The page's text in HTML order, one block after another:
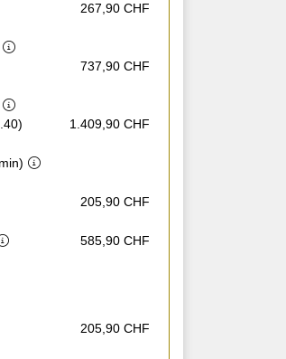
267,90 CHF
737,90 CHF
1.409,90 CHF
205,90 CHF
585,90 CHF
205,90 CHF